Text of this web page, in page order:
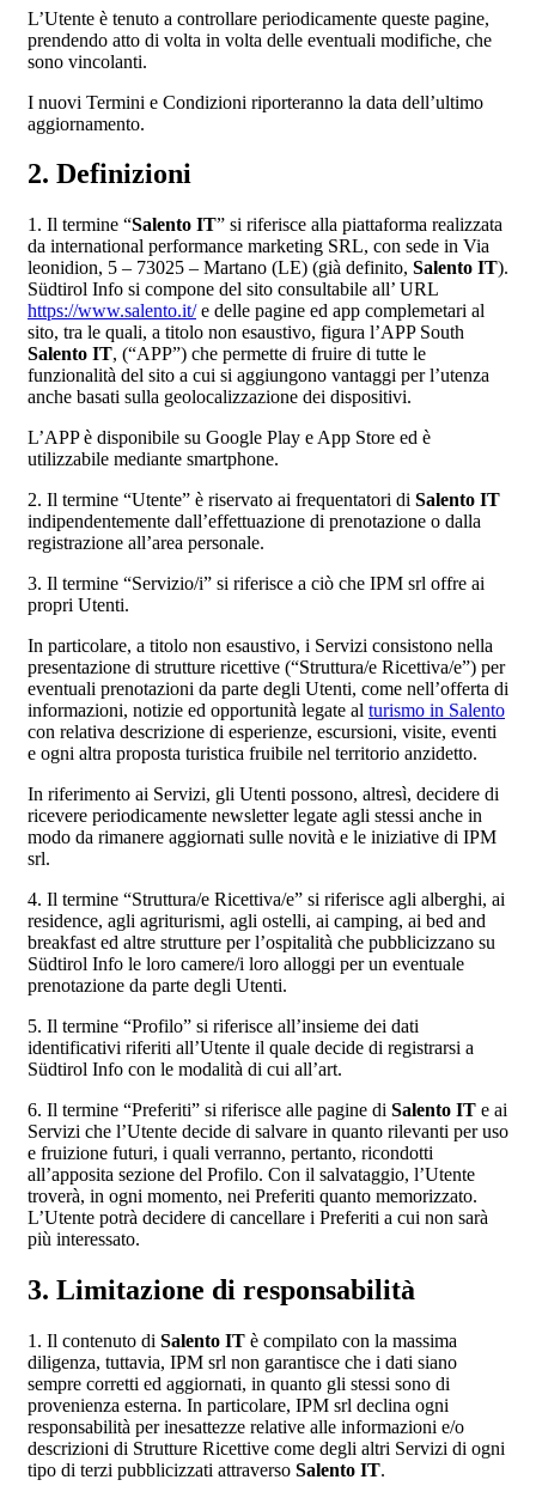
L’Utente è tenuto a controllare periodicamente queste pagine,
prendendo atto di volta in volta delle eventuali modifiche, che
sono vincolanti.
I nuovi Termini e Condizioni riporteranno la data dell’ultimo
aggiornamento.
2. Definizioni
1. Il termine “Salento IT” si riferisce alla piattaforma realizzata
da international performance marketing SRL, con sede in Via
leonidion, 5 – 73025 – Martano (LE) (già definito, Salento IT).
Südtirol Info si compone del sito consultabile all’ URL
https://www.salento.it/e delle pagine ed app complemetari al
sito, tra le quali, a titolo non esaustivo, figura l’APP South
Salento IT, (“APP”) che permette di fruire di tutte le
funzionalità del sito a cui si aggiungono vantaggi per l’utenza
anche basati sulla geolocalizzazione dei dispositivi.
L’APP è disponibile su Google Play e App Store ed è
utilizzabile mediante smartphone.
2. Il termine “Utente” è riservato ai frequentatori di Salento IT
indipendentemente dall’effettuazione di prenotazione o dalla
registrazione all’area personale.
3. Il termine “Servizio/i” si riferisce a ciò che IPM srl offre ai
propri Utenti.
In particolare, a titolo non esaustivo, i Servizi consistono nella
presentazione di strutture ricettive (“Struttura/e Ricettiva/e”) per
eventuali prenotazioni da parte degli Utenti, come nell’offerta di
informazioni, notizie ed opportunità legate al turismo in Salento
con relativa descrizione di esperienze, escursioni, visite, eventi
e ogni altra proposta turistica fruibile nel territorio anzidetto.
In riferimento ai Servizi, gli Utenti possono, altresì, decidere di
ricevere periodicamente newsletter legate agli stessi anche in
modo da rimanere aggiornati sulle novità e le iniziative di IPM
srl.
4. Il termine “Struttura/e Ricettiva/e” si riferisce agli alberghi, ai
residence, agli agriturismi, agli ostelli, ai camping, ai bed and
breakfast ed altre strutture per l’ospitalità che pubblicizzano su
Südtirol Info le loro camere/i loro alloggi per un eventuale
prenotazione da parte degli Utenti.
5. Il termine “Profilo” si riferisce all’insieme dei dati
identificativi riferiti all’Utente il quale decide di registrarsi a
Südtirol Info con le modalità di cui all’art.
6. Il termine “Preferiti” si riferisce alle pagine di Salento IT e ai
Servizi che l’Utente decide di salvare in quanto rilevanti per uso
e fruizione futuri, i quali verranno, pertanto, ricondotti
all’apposita sezione del Profilo. Con il salvataggio, l’Utente
troverà, in ogni momento, nei Preferiti quanto memorizzato.
L’Utente potrà decidere di cancellare i Preferiti a cui non sarà
più interessato.
3. Limitazione di responsabilità
1. Il contenuto di Salento IT è compilato con la massima
diligenza, tuttavia, IPM srl non garantisce che i dati siano
sempre corretti ed aggiornati, in quanto gli stessi sono di
provenienza esterna. In particolare, IPM srl declina ogni
responsabilità per inesattezze relative alle informazioni e/o
descrizioni di Strutture Ricettive come degli altri Servizi di ogni
tipo di terzi pubblicizzati attraverso Salento IT.